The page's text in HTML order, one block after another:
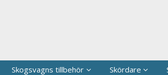
Skogsvagns tillbehör Skördare